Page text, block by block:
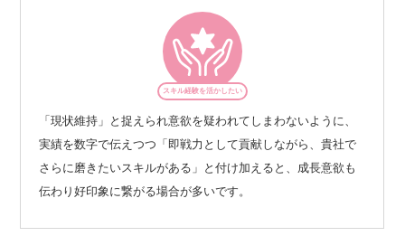
スキル経験を活かしたい
「現状維持」と捉えられ意欲を疑われてしまわないように、
実績を数字で伝えつつ「即戦力として貢献しながら、貴社で
さらに磨きたいスキルがある」と付け加えると、成長意欲も
伝わり好印象に繋がる場合が多いです。